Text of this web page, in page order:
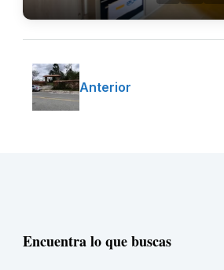
Anterior
Encuentra lo que buscas